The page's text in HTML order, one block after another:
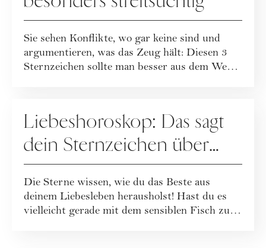
Sie sehen Konflikte, wo gar keine sind und
argumentieren, was das Zeug hält: Diesen 3
Sternzeichen sollte man besser aus dem Weg
Liebeshoroskop: Das sagt
dein Sternzeichen über
deine sexuellen Vorlieben
aus
Die Sterne wissen, wie du das Beste aus
deinem Liebesleben herausholst! Hast du es
vielleicht gerade mit dem sensiblen Fisch zu